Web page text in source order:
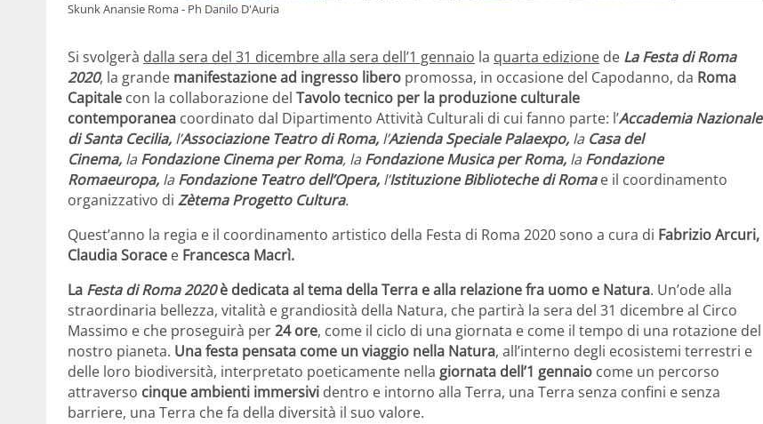
Skunk Anansie Roma - Ph Danilo D'Auria
Si svolgerà dalla sera del 31 dicembre alla sera dell’1 gennaio la quarta edizione de La Festa di Roma
2020, la grande manifestazione ad ingresso libero promossa, in occasione del Capodanno, da Roma
Capitale con la collaborazione del Tavolo tecnico per la produzione culturale
contemporanea coordinato dal Dipartimento Attività Culturali di cui fanno parte: l’Accademia Nazionale
di Santa Cecilia, l’Associazione Teatro di Roma, l’Azienda Speciale Palaexpo, la Casa del
Cinema, la Fondazione Cinema per Roma, la Fondazione Musica per Roma, la Fondazione
Romaeuropa, la Fondazione Teatro dell’Opera, l’Istituzione Biblioteche di Romae il coordinamento
organizzativo di Zètema Progetto Cultura.
Quest’anno la regia e il coordinamento artistico della Festa di Roma 2020 sono a cura di Fabrizio Arcuri,
Claudia Sorace e Francesca Macrì.
La Festa di Roma 2020 è dedicata al tema della Terra e alla relazione fra uomo e Natura. Un’ode alla
straordinaria bellezza, vitalità e grandiosità della Natura, che partirà la sera del 31 dicembre al Circo
Massimo e che proseguirà per24 ore, come il ciclo di una giornata e come il tempo di una rotazione del
nostro pianeta. Una festa pensata come un viaggio nella Natura, all’interno degli ecosistemi terrestri e
delle loro biodiversità, interpretato poeticamente nella giornata dell’1 gennaio come un percorso
attraverso cinque ambienti immersivi dentro e intorno alla Terra, una Terra senza confini e senza
barriere, una Terra che fa della diversità il suo valore.